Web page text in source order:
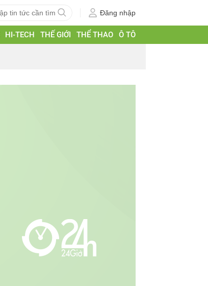
Đăng nhập
HI-TECH THẾ GIỚI THỂ THAO Ô TÔ